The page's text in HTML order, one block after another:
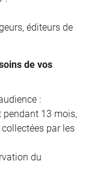
éditeurs de
de vos
:
pendant 13 mois,
par les
du